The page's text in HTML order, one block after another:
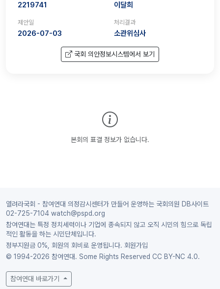
2219741 이달희
제안일
2026-07-03
처리결과
소관위심사
국회 의안정보시스템에서 보기
본회의 표결 정보가 없습니다.
열려라국회 - 참여연대 의정감시센터가 만들어 운영하는 국회의원 DB사이트
02-725-7104 watch@pspd.org
참여연대는 특정 정치세력이나 기업에 종속되지 않고 오직 시민의 힘으로 독립
적인 활동을 하는 시민단체입니다.
정부지원금 0%, 회원의 회비로 운영됩니다. 회원가입
© 1994-2026 참여연대. Some Rights Reserved CC BY-NC 4.0.
참여연대 바로가기